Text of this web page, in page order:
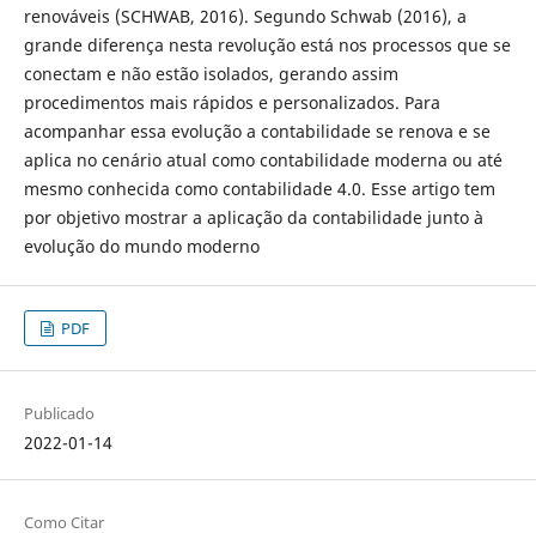
renováveis (SCHWAB, 2016). Segundo Schwab (2016), a
grande diferença nesta revolução está nos processos que se
conectam e não estão isolados, gerando assim
procedimentos mais rápidos e personalizados. Para
acompanhar essa evolução a contabilidade se renova e se
aplica no cenário atual como contabilidade moderna ou até
mesmo conhecida como contabilidade 4.0. Esse artigo tem
por objetivo mostrar a aplicação da contabilidade junto à
evolução do mundo moderno
PDF
Publicado
2022-01-14
Como Citar